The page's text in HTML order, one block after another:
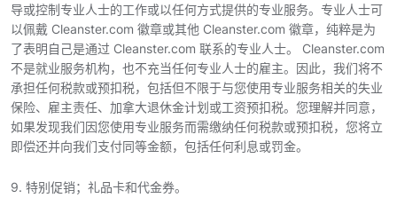
导或控制专业人士的工作或以任何方式提供的专业服务。专业人士可
以佩戴 Cleanster.com 徽章或其他 Cleanster.com 徽章，纯粹是为
了表明自己是通过 Cleanster.com 联系的专业人士。 Cleanster.com
不是就业服务机构，也不充当任何专业人士的雇主。因此，我们将不
承担任何税款或预扣税，包括但不限于与您使用专业服务相关的失业
保险、雇主责任、加拿大退休金计划或工资预扣税。您理解并同意，
如果发现我们因您使用专业服务而需缴纳任何税款或预扣税，您将立
即偿还并向我们支付同等金额，包括任何利息或罚金。
9. 特别促销；礼品卡和代金券。